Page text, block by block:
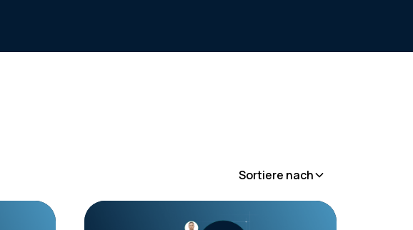
Sortiere nach